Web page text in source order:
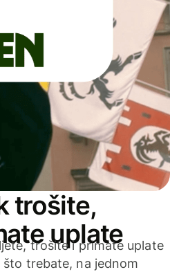
trošite,
uplate
trošite i primate uplate
što trebate, na jednom